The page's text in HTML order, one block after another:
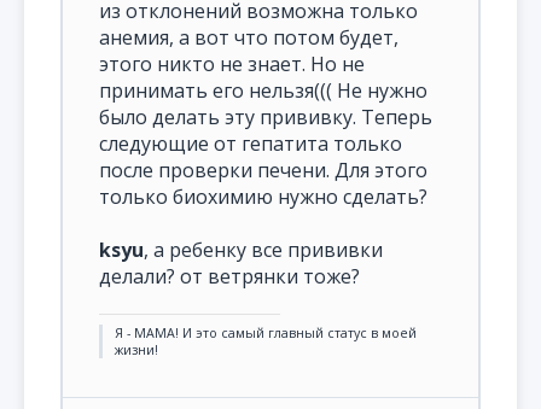
из отклонений возможна только
анемия, а вот что потом будет,
этого никто не знает. Но не
принимать его нельзя((( Не нужно
было делать эту прививку. Теперь
следующие от гепатита только
после проверки печени. Для этого
только биохимию нужно сделать?
ksyu, а ребенку все прививки
делали? от ветрянки тоже?
Я - МАМА! И это самый главный статус в моей
жизни!